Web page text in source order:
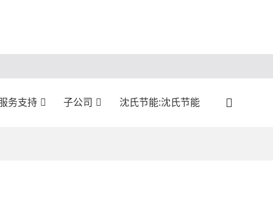
务支持 子公司 沈氏节能:沈氏节能